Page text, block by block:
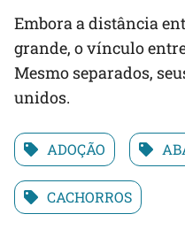
Embora a distância
grande, o vínculo
Mesmo separados,
unidos.
ADOÇÃO
CACHORROS